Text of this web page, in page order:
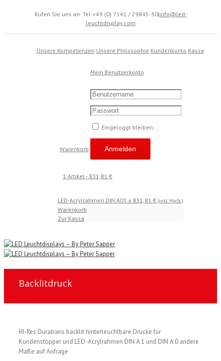
Rufen Sie uns an: Tel +49 (0) 7141 / 29845-30|info@led-
leuchtdisplay.com
Unsere Kompetenzen Unsere Philosophie Kundenkonto Kasse
Warenkorb
Mein Benutzerkonto
Eingeloggt bleiben
1 Artikel- 831,81 €
LED-Acrylrahmen DIN A01 x 831,81 € (inkl. MwSt.)
Warenkorb
Zur Kassa
Backlitdruck
HI-Res Duratrans backlit hinterleuchtbare Drucke für
Kundenstopper und LED-Acrylrahmen DIN A 1 und DIN A 0 andere
Maße auf Anfrage